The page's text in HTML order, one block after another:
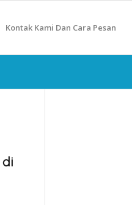
Kontak Kami Dan Cara Pesan